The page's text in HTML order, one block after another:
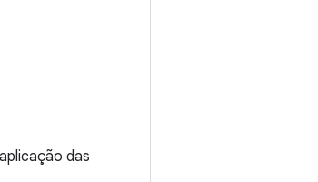
das